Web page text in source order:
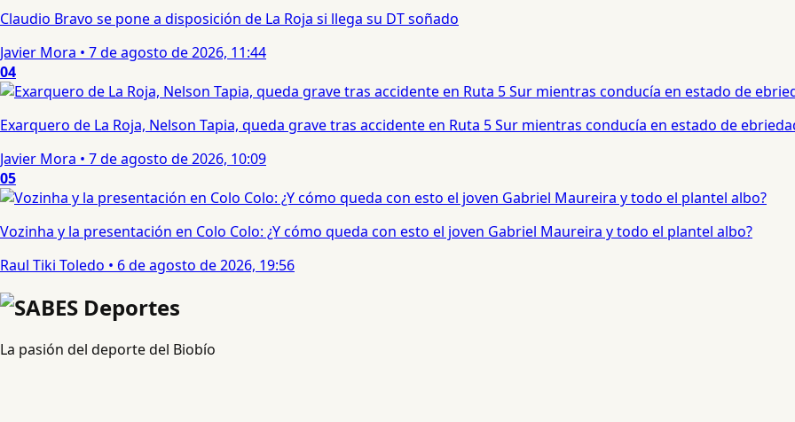
Claudio Bravo se pone a disposición de La Roja si llega su DT soñado
Javier Mora • 7 de agosto de 2026, 11:44
04
Exarquero de La Roja, Nelson Tapia, queda grave tras accidente en Ruta 5 Sur mientras conducía en estado de
Javier Mora • 7 de agosto de 2026, 10:09
05
Vozinha y la presentación en Colo Colo: ¿Y cómo queda con esto el joven Gabriel Maureira y todo el plantel albo?
Raul Tiki Toledo • 6 de agosto de 2026, 19:56
La pasión del deporte del Biobío